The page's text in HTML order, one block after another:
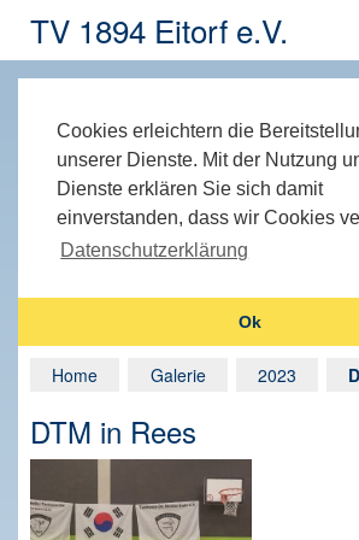
TV 1894 Eitorf e.V.
Cookies erleichtern die
unserer Dienste. Mit der Nutzung
Dienste erklären Sie sich damit
einverstanden, dass wir Cookies
Datenschutzerklärung
Ok
Home Galerie 2023
DTM in Rees